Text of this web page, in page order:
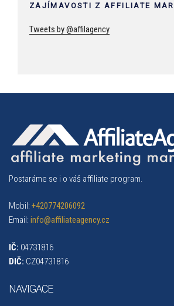
ZAJÍMAVOSTI Z AFFILIATE
Tweets by @affilagency
Postaráme se i o váš affiliate program.
Mobil: +420774206092
Email: info@affiliateagency.cz
IČ: 04731816
DIČ: CZ04731816
NAVIGACE